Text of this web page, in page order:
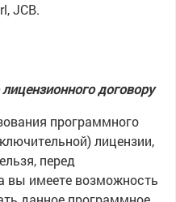
JCB.
договору
программного
лицензии,
перед
вы имеете возможность